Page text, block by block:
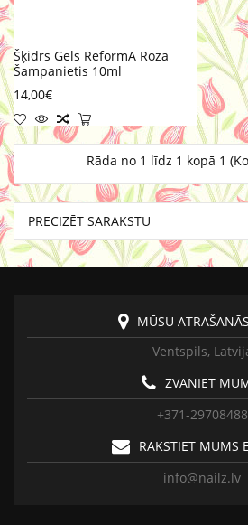
Šķidrs Gēls ReformA Rozā
Šampanietis 10ml
14,00€
Rāda no 1 līdz 1 kopā 1
PRECIZĒT SARAKSTU
MŪSU
Ventspils,
ZVANIET
+371-29708488
RAKSTIET MUMS
info@nailz.lv